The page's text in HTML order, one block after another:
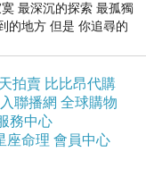
最深沉的探索 最孤獨
的地方 但是 你追尋的
拍賣 比比昂代購
聯播網 全球購物
務中心
座命理 會員中心